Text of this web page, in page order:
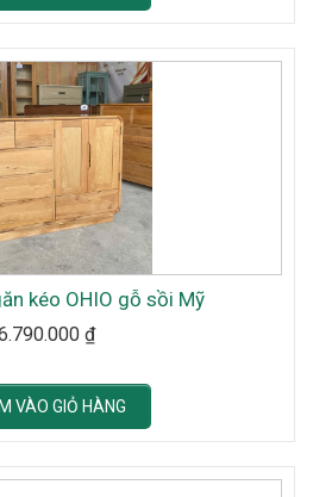
kéo OHIO gỗ sồi Mỹ
₫
VÀO GIỎ HÀNG